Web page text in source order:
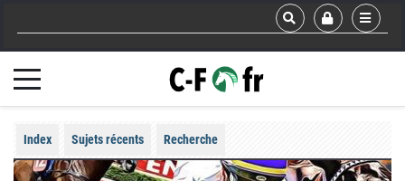
Index Sujets récents Recherche